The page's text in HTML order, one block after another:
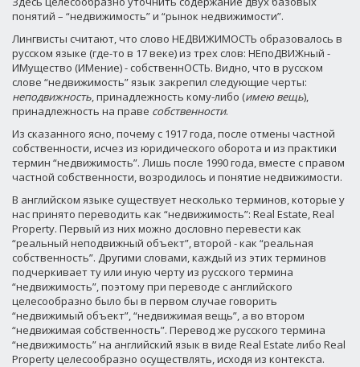
понятий – “недвижимость” и “рынок недвижимости”.
Лингвисты считают, что слово НЕДВИЖИМОСТЬ образовалось в
русском языке (где-то в 17 веке) из трех слов: НЕпоДВИЖный -
ИМущество (ИМение) - собственнОСТЬ. Видно, что в русском
слове “недвижимость” язык закрепил следующие черты:
неподвижность, принадлежность кому-либо (имею вещь),
принадлежность на праве собственности.
Из сказанного ясно, почему с 1917 года, после отмены частной
собственности, исчез из юридического оборота и из практики
термин “недвижимость”. Лишь после 1990 года, вместе с правом
частной собственности, возродилось и понятие недвижимости.
В английском языке существует несколько терминов, которые у
нас принято переводить как “недвижимость”: Real Estate, Real
Property. Первый из них можно дословно перевести как
“реальный неподвижный объект”, второй - как “реальная
собственность”. Другими словами, каждый из этих терминов
подчеркивает ту или иную черту из русского термина
“недвижимость”, поэтому при переводе с английского
целесообразно было бы в первом случае говорить
“недвижимый объект”, “недвижимая вещь”, а во втором
“недвижимая собственность”. Перевод же русского термина
“недвижимость” на английский язык в виде Real Estate либо Real
Property целесообразно осуществлять, исходя из контекста.